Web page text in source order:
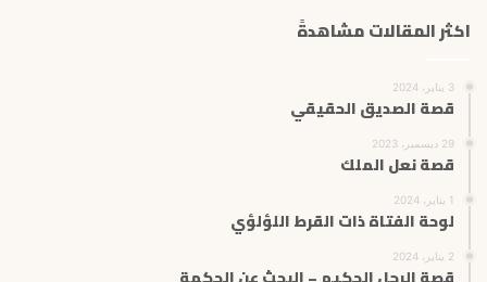
اكثر المقالات مشاهدةً
3 يناير، 2024
قصة الصديق الحقيقي
29 ديسمبر، 2023
قصة نعل الملك
1 يناير، 2024
لوحة الفتاة ذات القرط اللؤلؤي
2 يناير، 2024